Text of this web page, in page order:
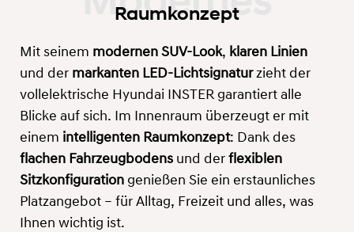
Raumkonzept
Mit seinem modernen SUV-Look, klaren Linien
und der markanten LED-Lichtsignaturzieht der
vollelektrische Hyundai INSTER garantiert alle
Blicke auf sich. Im Innenraum überzeugt er mit
einem intelligenten Raumkonzept: Dank des
flachen Fahrzeugbodens und der flexiblen
Sitzkonfiguration genießen Sie ein erstaunliches
Platzangebot – für Alltag, Freizeit und alles, was
Ihnen wichtig ist.